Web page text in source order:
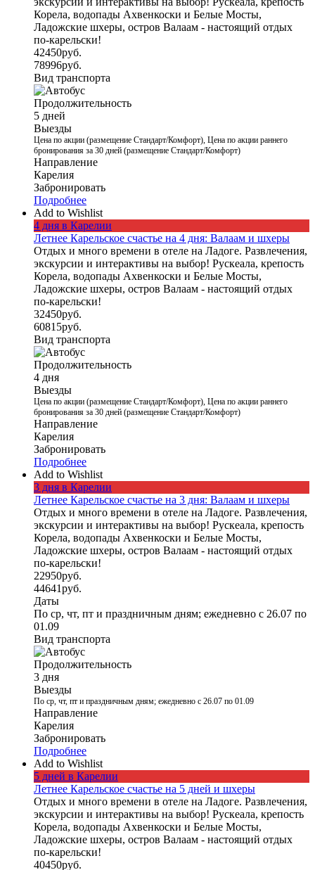
Корела, водопады Ахвенкоски и Белые Мосты,
Ладожские шхеры, остров Валаам - настоящий отдых
по-карельски!
42450руб.
78996руб.
Вид транспорта
Продолжительность
5 дней
Выезды
Цена по акции (размещение Стандарт/Комфорт), Цена по акции раннего
бронирования за 30 дней (размещение Стандарт/Комфорт)
Направление
Карелия
Забронировать
Подробнее
Add to Wishlist
4 дня в Карелии
Летнее Карельское счастье на 4 дня: Валаам и шхеры
Отдых и много времени в отеле на Ладоге. Развлечения,
экскурсии и интерактивы на выбор! Рускеала, крепость
Корела, водопады Ахвенкоски и Белые Мосты,
Ладожские шхеры, остров Валаам - настоящий отдых
по-карельски!
32450руб.
60815руб.
Вид транспорта
Продолжительность
4 дня
Выезды
Цена по акции (размещение Стандарт/Комфорт), Цена по акции раннего
бронирования за 30 дней (размещение Стандарт/Комфорт)
Направление
Карелия
Забронировать
Подробнее
Add to Wishlist
3 дня в Карелии
Летнее Карельское счастье на 3 дня: Валаам и шхеры
Отдых и много времени в отеле на Ладоге. Развлечения,
экскурсии и интерактивы на выбор! Рускеала, крепость
Корела, водопады Ахвенкоски и Белые Мосты,
Ладожские шхеры, остров Валаам - настоящий отдых
по-карельски!
22950руб.
44641руб.
Даты
По ср, чт, пт и праздничным дням; ежедневно с 26.07 по
01.09
Вид транспорта
Продолжительность
3 дня
Выезды
По ср, чт, пт и праздничным дням; ежедневно с 26.07 по 01.09
Направление
Карелия
Забронировать
Подробнее
Add to Wishlist
5 дней в Карелии
Летнее Карельское счастье на 5 дней и шхеры
Отдых и много времени в отеле на Ладоге. Развлечения,
экскурсии и интерактивы на выбор! Рускеала, крепость
Корела, водопады Ахвенкоски и Белые Мосты,
Ладожские шхеры, остров Валаам - настоящий отдых
по-карельски!
40450руб.